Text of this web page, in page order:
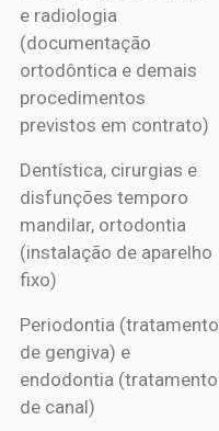
e radiologia
(documentação
ortodôntica e demais
procedimentos
previstos em contrato)
Dentística, cirurgias e
disfunções temporo
mandilar, ortodontia
(instalação de aparelho
fixo)
Periodontia (tratamento
de gengiva) e
endodontia (tratamento
de canal)